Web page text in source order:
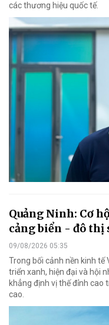
các thương hiệu quốc tế.
Quảng Ninh: Cơ
cảng biển - đô thị
09/08/2026 05:35
Trong bối cảnh nền kinh
triển xanh, hiện đại và hội
khẳng định vị thế đỉnh cao
cao.